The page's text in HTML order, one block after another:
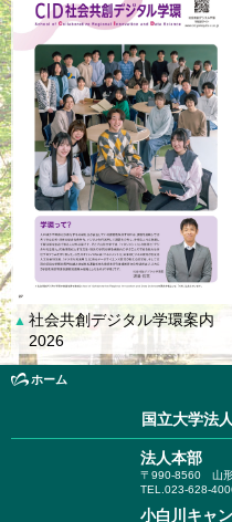
▲ 社会共創デジタル学環案内
2026
ホーム
国立大学法人
法人本部
〒990-8560 山
TEL.023-628-
小白川キャ